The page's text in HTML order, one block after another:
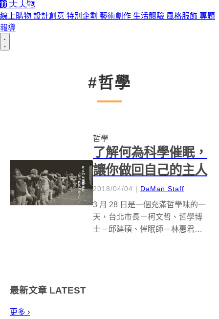
線上購物 設計創意 特別企劃 藝術創作 生活體驗 風格服飾 專題
報導
#哲學
哲學
了解何為科學催眠，
讓你做回自己的主人
2018/04/04 | DaMan Staff
3 月 28 日是一個充滿哲學味的一
天，台北市長－柯文哲、哲學博
士－邱建碩、催眠師－林惠君齊
最新文章 LATEST
更多 ›